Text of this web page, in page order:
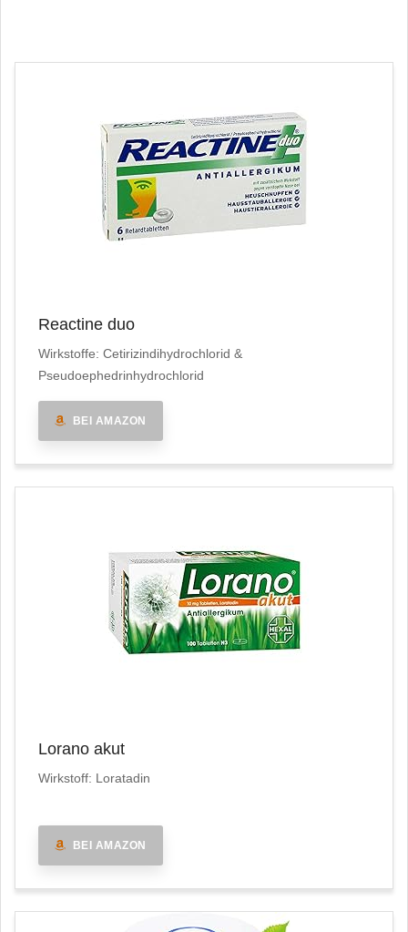
Reactine duo
Wirkstoffe: Cetirizindihydrochlorid &
Pseudoephedrinhydrochlorid
BEI AMAZON
Lorano akut
Wirkstoff: Loratadin
BEI AMAZON